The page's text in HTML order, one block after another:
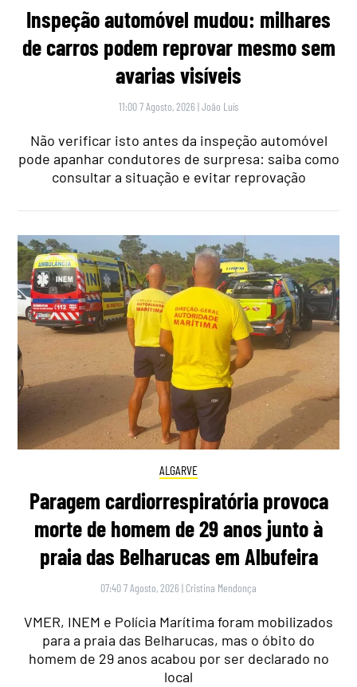
Inspeção automóvel mudou: milhares
de carros podem reprovar mesmo sem
avarias visíveis
11:00 7 Agosto, 2026 |João Luís
Não verificar isto antes da inspeção automóvel
pode apanhar condutores de surpresa: saiba como
consultar a situação e evitar reprovação
ALGARVE
Paragem cardiorrespiratória provoca
morte de homem de 29 anos junto à
praia das Belharucas em Albufeira
07:40 7 Agosto, 2026 | Cristina Mendonça
VMER, INEM e Polícia Marítima foram mobilizados
para a praia das Belharucas, mas o óbito do
homem de 29 anos acabou por ser declarado no
local